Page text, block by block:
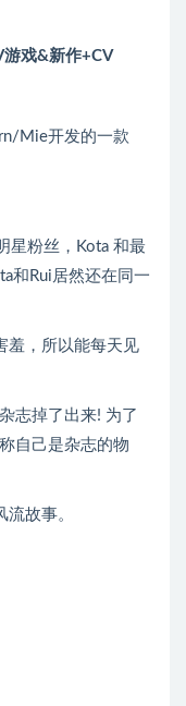
游戏&新作+CV
Mie开发的一款
星粉丝，Kota 和最
和Rui居然还在同一
羞，所以能每天见
志掉了出来! 为了
自己是杂志的物
故事。